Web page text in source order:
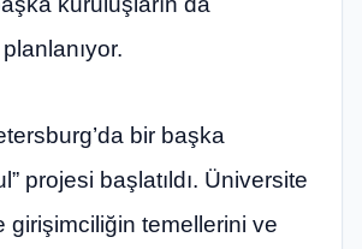
bir başka
projesi başlatıldı. Üniversite
girişimciliğin temellerini ve